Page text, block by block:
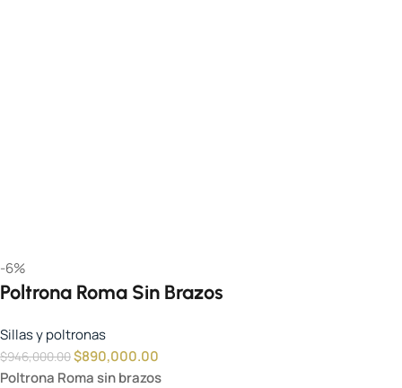
-6%
Poltrona Roma Sin Brazos
Sillas y poltronas
$946,000.00$890,000.00
Poltrona Roma sin brazos